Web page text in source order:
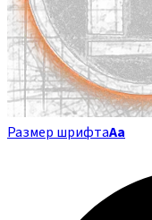
Размер шрифтаАа